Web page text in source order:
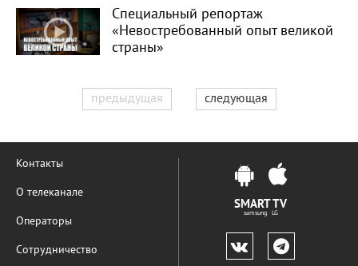
Специальный репортаж
«Невостребованный опыт великой
страны»
предыдущая следующая
Контакты
О телеканале
Операторы
Сотрудничество
SMART TV
samsung LG